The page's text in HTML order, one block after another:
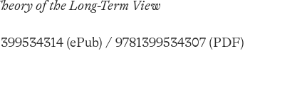
of the Long-Term View
(ePub) / 9781399534307 (PDF)